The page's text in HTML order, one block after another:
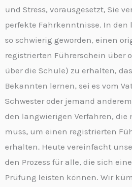
und Stress, vorausgesetzt, Sie
perfekte Fahrkenntnisse. In den
so schwierig geworden, einen
registrierten Führerschein über
über die Schule) zu erhalten,
Bekannten lernen, sei es vom
Schwester oder jemand
den langwierigen Verfahren,
muss, um einen registrierten
erhalten. Heute vereinfacht
den Prozess für alle, die sich
Prüfung leisten können. Wir